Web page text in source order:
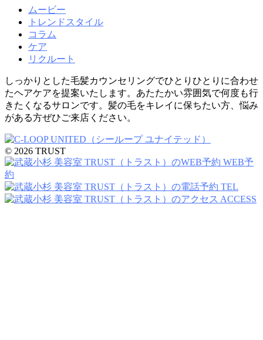
ムービー
トレンドスタイル
コラム
ケア
リクルート
しっかりとした毛髪カウンセリングでひとりひとりに合わせ
たヘアケアを提案いたします。あたたかい雰囲気で何度も行
きたくなるサロンです。髪の毛をキレイに保ちたい方、悩み
がある方ぜひご来店ください。
© 2026 TRUST
WEB予
約
TEL
ACCESS